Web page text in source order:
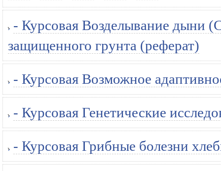
- Курсовая Возделывание дыни
защищенного грунта (реферат)
- Курсовая Возможное
- Курсовая Генетические
- Курсовая Грибные болезни